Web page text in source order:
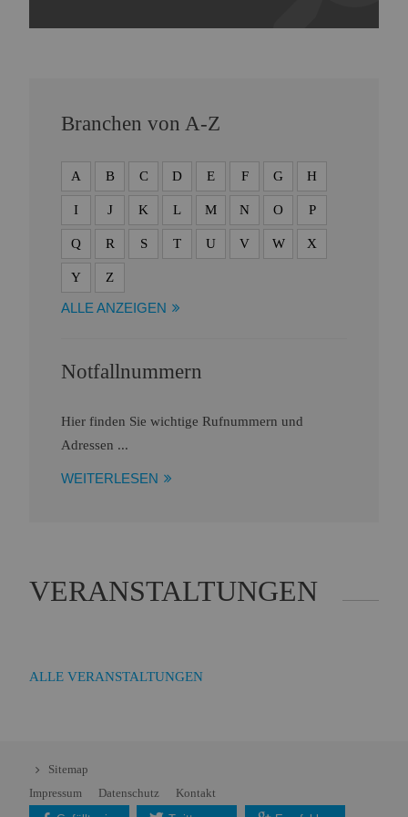
Sitemap
Impressum
Datenschutz
Kontakt
Branchen von A-Z
A B C D E F G H
I J K L M N O P
Q R S T U V W X
Y Z
ALLE ANZEIGEN
Notfallnummern
Hier finden Sie wichtige Rufnummern und
Adressen ...
WEITERLESEN
VERANSTALTUNGEN
ALLE VERANSTALTUNGEN